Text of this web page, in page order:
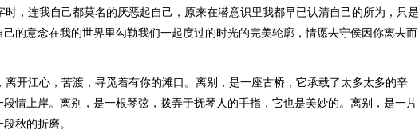
时，连我自己都莫名的厌恶起自己，原来在潜意识里我都早已认清自己的所为，只是
的意念在我的世界里勾勒我们一起度过的时光的完美轮廓，情愿去守侯因你离去而
离开江心，苦渡，寻觅着有你的滩口。离别，是一座古桥，它承载了太多太多的辛
情上岸。离别，是一根琴弦，拨弄于抚琴人的手指，它也是美妙的。离别，是一片
秋的折磨。